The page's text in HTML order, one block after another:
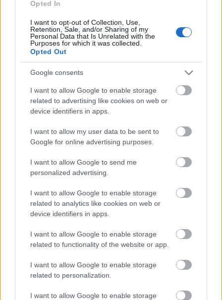
Opted In
I want to opt-out of Collection, Use,
Retention, Sale, and/or Sharing of my
Personal Data that Is Unrelated with the
Purposes for which it was collected.
Opted Out
Google consents
I want to allow Google to enable storage
related to advertising like cookies on web or
device identifiers in apps.
I want to allow my user data to be sent to
Google for online advertising purposes.
I want to allow Google to send me
personalized advertising.
I want to allow Google to enable storage
related to analytics like cookies on web or
device identifiers in apps.
I want to allow Google to enable storage
related to functionality of the website or app.
I want to allow Google to enable storage
related to personalization.
I want to allow Google to enable storage
Felfedezésre váró helyek Ázsiában:
Da Nang
2014. október 18.
Vietnám hosszú partszakának közepén.
Mi van itt?Fontos kikötőváros, és Vietnam középső,
kulturálisan gazdag részének kapuja.
Miért ...